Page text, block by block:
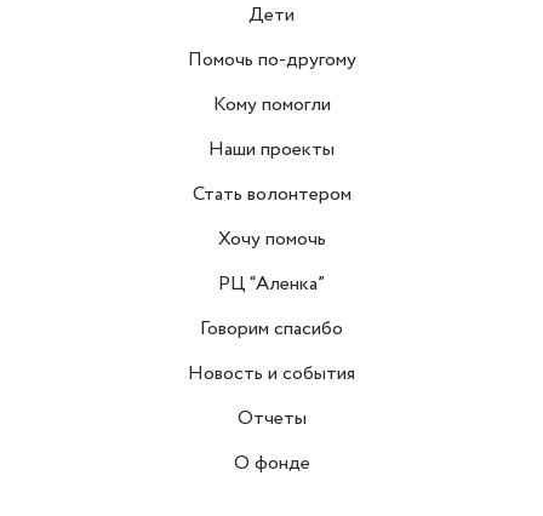
Дети
Помочь по-другому
Кому помогли
Наши проекты
Стать волонтером
Хочу помочь
РЦ “Аленка”
Говорим спасибо
Новость и события
Отчеты
О фонде